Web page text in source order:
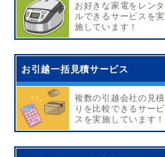
お好きな家電をレンタ
ルできるサービスを実
施しています！
お引越一括見積サービス
複数の引越会社の見積
りを比較できるサービ
スを実施しています！